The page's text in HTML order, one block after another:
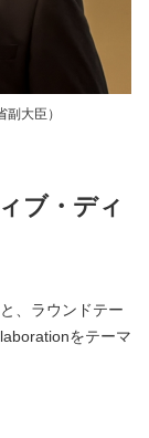
大臣）
ブ・ディ
、ラウンドテー
をテーマ